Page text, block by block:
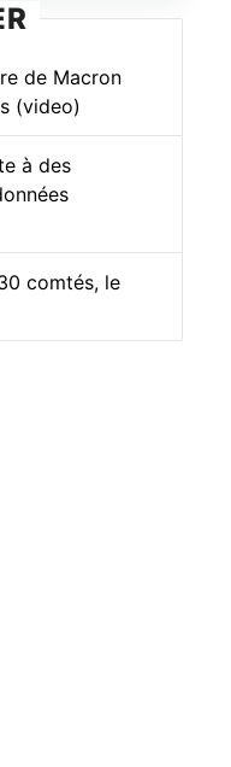
de Macron
(video)
à des
comtés, le